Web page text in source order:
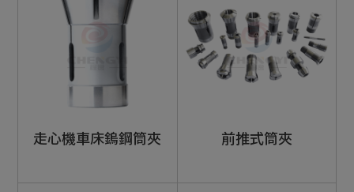
車床筒夾
走心機車床鎢鋼筒夾
走心機S溝筒夾
走心機跳躍筒夾
走心機車床鎢鋼筒夾 前推式筒夾